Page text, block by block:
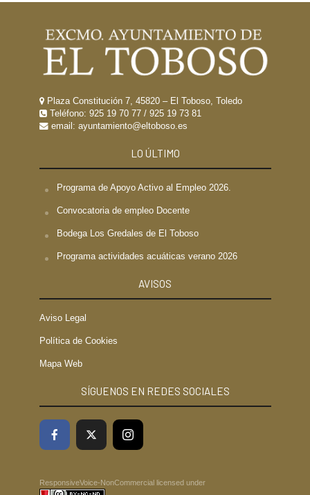
Plaza Constitución 7, 45820 – El Toboso, Toledo
Teléfono: 925 19 70 77/ 925 19 73 81
email: ayuntamiento@eltoboso.es
LO ÚLTIMO
Programa de Apoyo Activo al Empleo 2026.
Convocatoria de empleo Docente
Bodega Los Gredales de El Toboso
Programa actividades acuáticas verano 2026
AVISOS
Aviso Legal
Política de Cookies
Mapa Web
SÍGUENOS EN REDES SOCIALES
ResponsiveVoice-NonCommerciallicensed under